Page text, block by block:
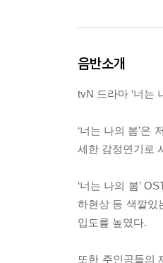
음반소개
tvN 드라마 ‘너는
‘너는 나의 봄’은
세한 감정연기로
‘너는 나의 봄’
하현상 등 색깔있
입도를 높였다.
또한 주인공들의